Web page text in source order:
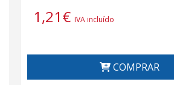
1,21€ IVA incluído
COMPRAR